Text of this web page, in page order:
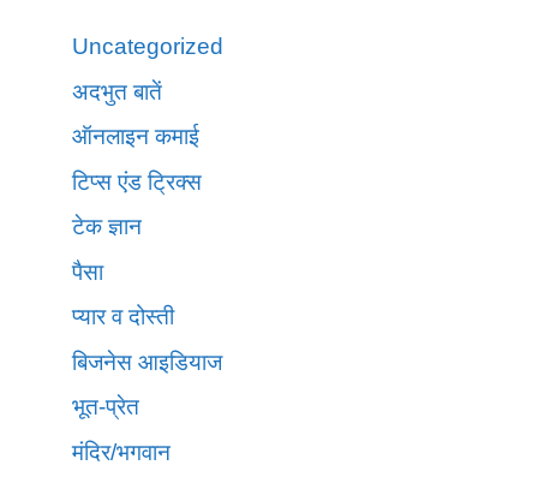
Uncategorized
अदभुत बातें
ऑनलाइन कमाई
टिप्स एंड ट्रिक्स
टेक ज्ञान
पैसा
प्यार व दोस्ती
बिजनेस आइडियाज
भूत-प्रेत
मंदिर/भगवान